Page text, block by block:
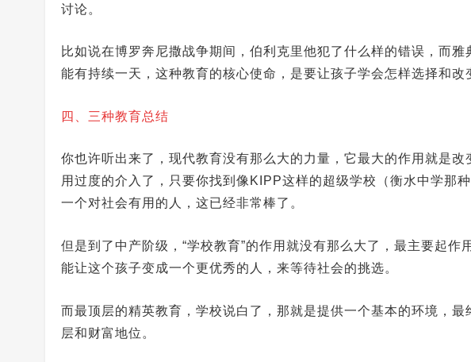
讨论。
比如说在博罗奔尼撒战争期间，伯利克里他犯了什么样的错误，而
能有持续一天，这种教育的核心使命，是要让孩子学会怎样选择和改
四、三种教育总结
你也许听出来了，现代教育没有那么大的力量，它最大的作用就是
用过度的介入了，只要你找到像KIPP这样的超级学校（衡水中学那
一个对社会有用的人，这已经非常棒了。
但是到了中产阶级，“学校教育”的作用就没有那么大了，最主要起作
能让这个孩子变成一个更优秀的人，来等待社会的挑选。
而最顶层的精英教育，学校说白了，那就是提供一个基本的环境，
层和财富地位。